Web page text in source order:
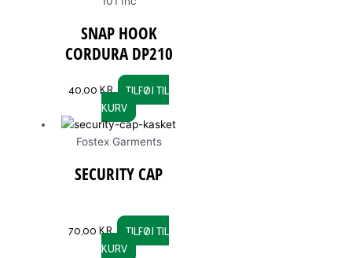
SNAP HOOK
CORDURA DP210
40,00KR.
TILFØJ TIL
KURV
Fostex Garments
SECURITY CAP
70,00KR.
TILFØJ TIL
KURV